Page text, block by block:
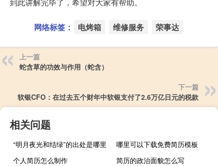
到此讲解完毕了，希望对大家有帮助。
网络标签： 电烤箱 维修服务 荣事达
上一篇
蛇含草的功效与作用（蛇含）
下一篇
软银CFO：在过去五个财年中软银支付了2.6万亿日元的税款
相关问题
“明月夜光和结绿”的出处是哪里
哪里可以下载免费简历模板
个人简历怎么制作
简历的政治面貌怎么写